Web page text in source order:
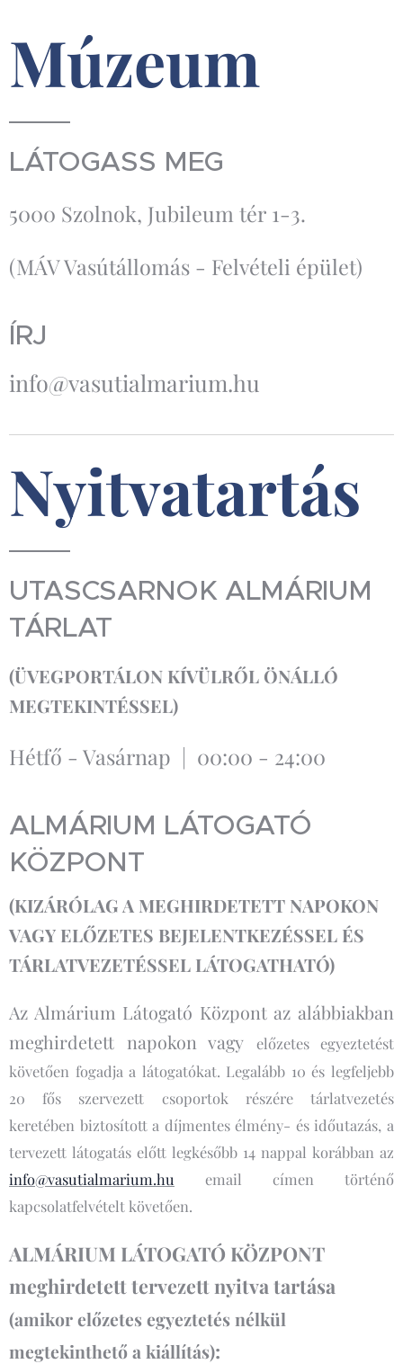
Múzeum
LÁTOGASS MEG
5000 Szolnok, Jubileum tér 1-3.
(MÁV Vasútállomás - Felvételi épület)
ÍRJ
info@vasutialmarium.hu
Nyitvatartás
UTASCSARNOK ALMÁRIUM
TÁRLAT
(ÜVEGPORTÁLON KÍVÜLRŐL ÖNÁLLÓ
MEGTEKINTÉSSEL)
Hétfő - Vasárnap | 00:00 - 24:00
ALMÁRIUM LÁTOGATÓ
KÖZPONT
(KIZÁRÓLAG A MEGHIRDETETT NAPOKON
VAGY ELŐZETES BEJELENTKEZÉSSEL ÉS
TÁRLATVEZETÉSSEL LÁTOGATHATÓ)
Az Almárium Látogató Központ az alábbiakban
meghirdetett napokon vagy
előzetes egyeztetést
követően fogadja a látogatókat. Legalább 10 és legfeljebb
20 fős szervezett csoportok részére tárlatvezetés
keretében biztosított a díjmentes élmény- és időutazás, a
tervezett látogatás előtt legkésőbb 14 nappal korábban az
info@vasutialmarium.hu
email címen történő
kapcsolatfelvételt követően.
ALMÁRIUM LÁTOGATÓ KÖZPONT
meghirdetett tervezett nyitva tartása
(amikor előzetes egyeztetés nélkül
megtekinthető a kiállítás):